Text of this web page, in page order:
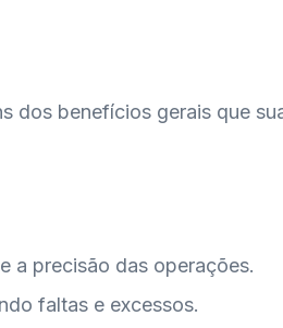
dos benefícios gerais que
a precisão das operações.
faltas e excessos.